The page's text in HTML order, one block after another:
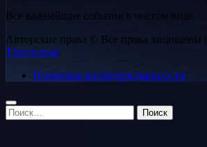
Все важнейшие события в чистом виде
Авторские права © Все права защищены |
Themeansar.
Политика конфиденциальности
Найти: